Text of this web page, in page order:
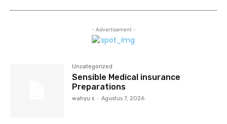
- Advertisement -
Uncategorized
Sensible Medical insurance
Preparations
wahyu s - Agustus 7, 2026